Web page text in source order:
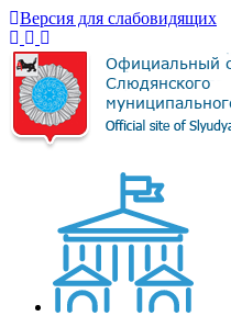
Версия для слабовидящих